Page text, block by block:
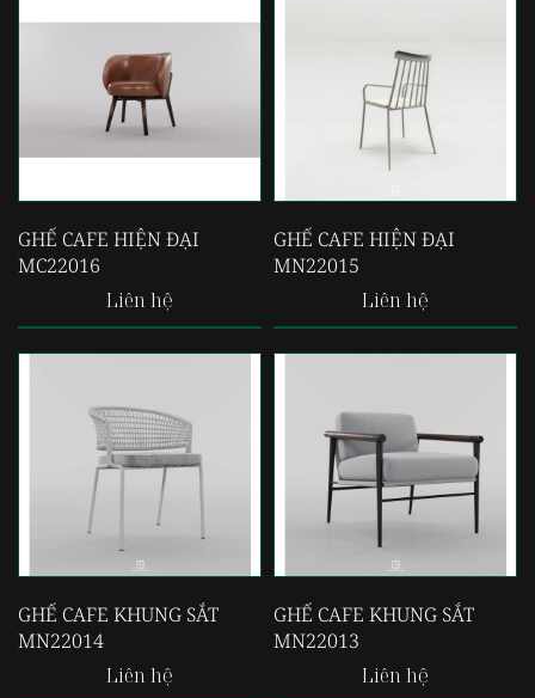
GHẾ CAFE HIỆN ĐẠI
MC22016
Liên hệ
GHẾ CAFE HIỆN ĐẠI
MN22015
Liên hệ
GHẾ CAFE KHUNG SẮT
MN22014
Liên hệ
GHẾ CAFE KHUNG SẮT
MN22013
Liên hệ